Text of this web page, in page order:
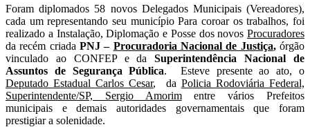
A
PROCURADORIA
NACIONAL
DE
JUSTIÇA
E
A
SUPERINTENDÊNCIA
DE
Foram diplomados 58 novos Delegados Municipais (Vereadores),
cada um representando seu município Para coroar os trabalhos, foi
realizado a Instalação, Diplomação e Posse dos novos Procuradores
da recém criada PNJ – Procuradoria Nacional de Justiça,órgão
vinculado ao CONFEP e daSuperintendência Nacional de
Assuntos de Segurança Pública. Esteve presente ao ato, o
Deputado Estadual Carlos Cesar, da Policia Rodoviária Federal,
Superintendente/SP, Sergio Amorimentre vários Prefeitos
municipais e demais autoridades governamentais que foram
prestigiar a solenidade.